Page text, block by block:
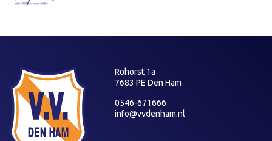
Rohorst 1a
7683 PE Den Ham
0546-671666
info@vvdenham.nl